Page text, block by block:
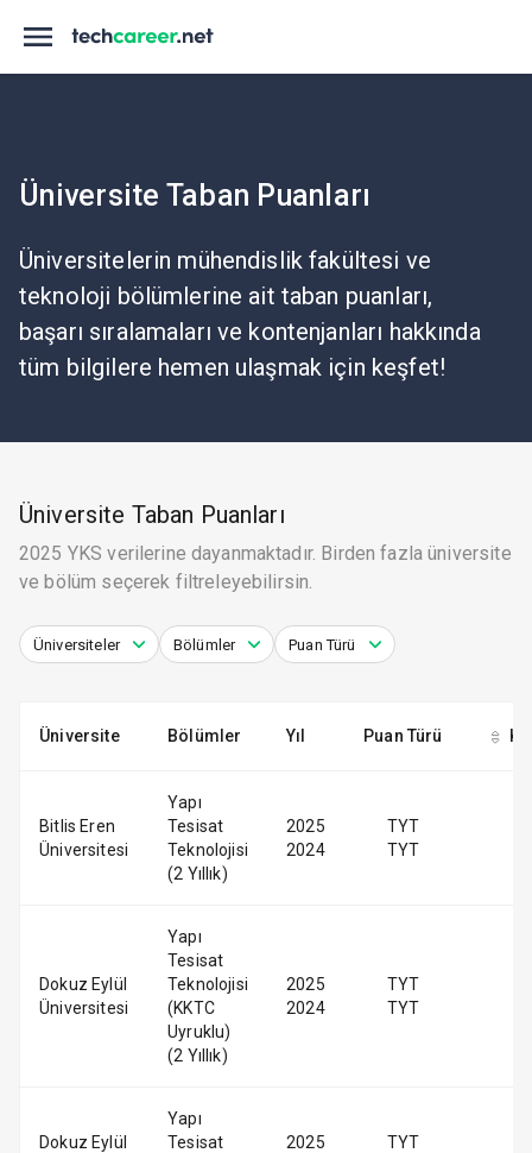
Üniversite Taban Puanları
Üniversitelerin mühendislik fakültesi ve
teknoloji bölümlerine ait taban puanları,
başarı sıralamaları ve kontenjanları hakkında
tüm bilgilere hemen ulaşmak için keşfet!
Üniversite Taban Puanları
2025 YKS verilerine dayanmaktadır. Birden fazla üniversite
ve bölüm seçerek filtreleyebilirsin.
Üniversiteler Bölümler Puan Türü
Üniversite Bölümler Yıl Puan Türü
Bitlis Eren
Üniversitesi
Yapı
Tesisat
Teknolojisi
(2 Yıllık)
2025
2024
TYT
TYT
Dokuz Eylül
Üniversitesi
Yapı
Tesisat
Teknolojisi
(KKTC
Uyruklu)
(2 Yıllık)
2025
2024
TYT
TYT
Dokuz Eylül
Yapı
Tesisat
2025
TYT